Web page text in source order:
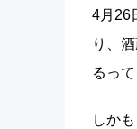
4月26
り、
るっ
しか